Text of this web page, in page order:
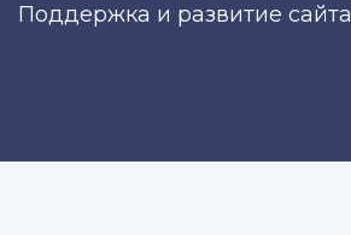
Поддержка и развитие сайта